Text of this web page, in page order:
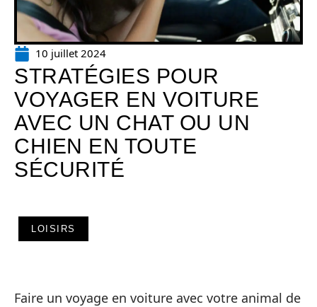
10 juillet 2024
STRATÉGIES POUR
VOYAGER EN VOITURE
AVEC UN CHAT OU UN
CHIEN EN TOUTE
SÉCURITÉ
LOISIRS
Faire un voyage en voiture avec votre animal de